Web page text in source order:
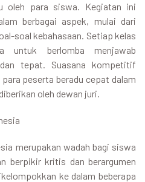
oleh para siswa. Kegiatan ini
berbagai aspek, mulai dari
soal kebahasaan. Setiap kelas
untuk berlomba menjawab
tepat. Suasana kompetitif
peserta beradu cepat dalam
oleh dewan juri.
merupakan wadah bagi siswa
berpikir kritis dan berargumen
ke dalam beberapa